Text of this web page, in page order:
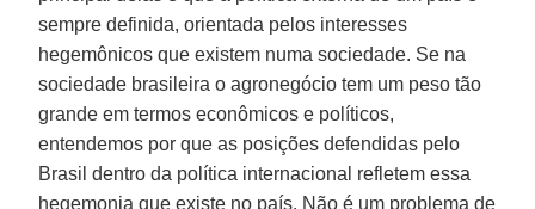
sempre definida, orientada pelos interesses
hegemônicos que existem numa sociedade. Se na
sociedade brasileira o agronegócio tem um peso tão
grande em termos econômicos e políticos,
entendemos por que as posições defendidas pelo
Brasil dentro da política internacional refletem essa
hegemonia que existe no país. Não é um problema de